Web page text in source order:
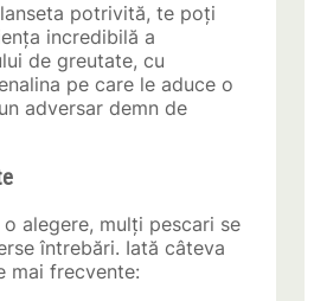
potrivită, te poți
incredibilă a
de greutate, cu
pe care le aduce o
adversar demn de
alegere, mulți pescari se
întrebări. Iată câteva
mai frecvente: